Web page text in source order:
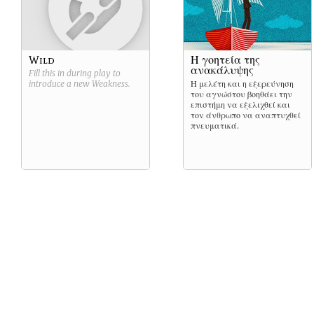
Wild
Fill this in during play to
introduce a new Weakness.
Η γοητεία της
ανακάλυψης
Η μελέτη και η εξερεύνηση
του αγνώστου βοηθάει την
επιστήμη να εξελιχθεί και
τον άνθρωπο να αναπτυχθεί
πνευματικά.